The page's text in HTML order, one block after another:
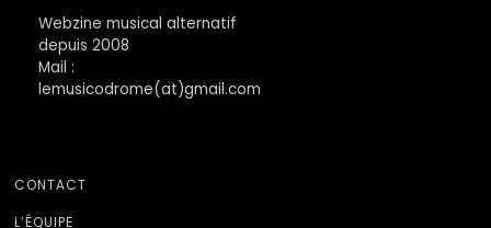
Webzine musical alternatif
depuis 2008
Mail :
lemusicodrome(at)gmail.com
CONTACT
L’ÉQUIPE